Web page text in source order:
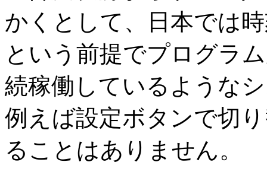
かくとして、日本では
という前提でプログラ
続稼働しているような
例えば設定ボタンで切
ることはありません。